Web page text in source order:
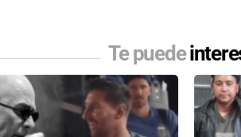
Te puede